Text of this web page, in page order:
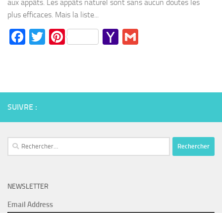
aux appâts. Les appâts naturel sont sans aucun doutes les
plus efficaces. Mais la liste...
Facebook
TwitterPinterestYahoo
SUIVRE :
Rechercher :
NEWSLETTER
Email Address